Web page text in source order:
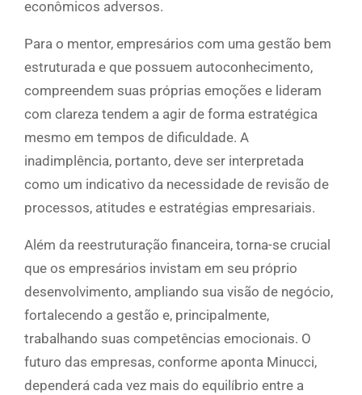
econômicos adversos.
Para o mentor, empresários com uma gestão bem
estruturada e que possuem autoconhecimento,
compreendem suas próprias emoções e lideram
com clareza tendem a agir de forma estratégica
mesmo em tempos de dificuldade. A
inadimplência, portanto, deve ser interpretada
como um indicativo da necessidade de revisão de
processos, atitudes e estratégias empresariais.
Além da reestruturação financeira, torna-se crucial
que os empresários invistam em seu próprio
desenvolvimento, ampliando sua visão de negócio,
fortalecendo a gestão e, principalmente,
trabalhando suas competências emocionais. O
futuro das empresas, conforme aponta Minucci,
dependerá cada vez mais do equilíbrio entre a